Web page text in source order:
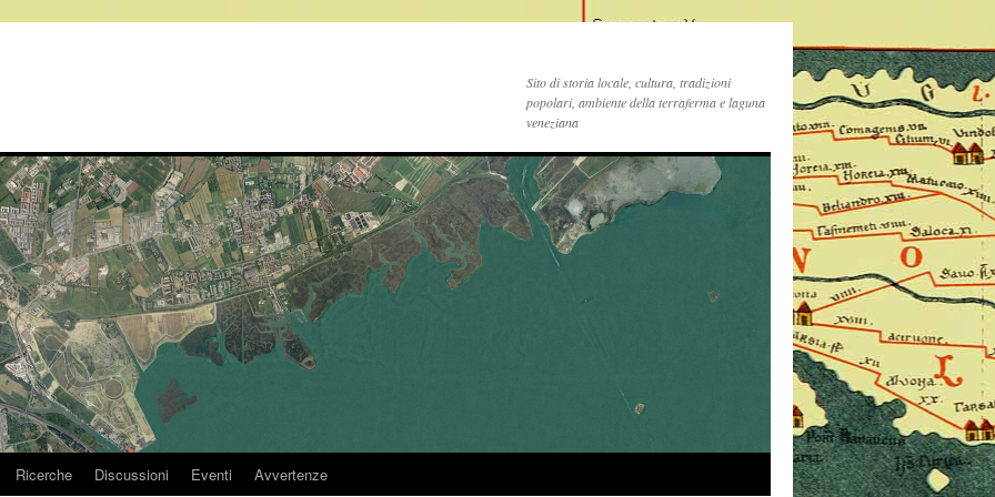
Sito di storia locale, cultura, tradizioni
popolari, ambiente della terraferma e laguna
veneziana
Ricerche Discussioni Eventi Avvertenze